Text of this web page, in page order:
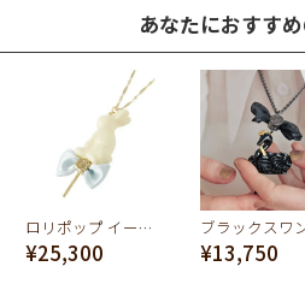
あなたにおすす
ロリポップ イースター チョコレート ラビット ネックレス
¥25,300 ¥13,750